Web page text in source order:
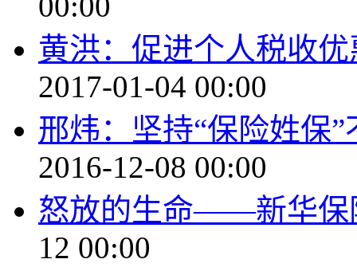
黄洪：促进个人税收
2017-01-04 00:00
邢炜：坚持“保险姓保
2016-12-08 00:00
怒放的生命——新华保
12 00:00